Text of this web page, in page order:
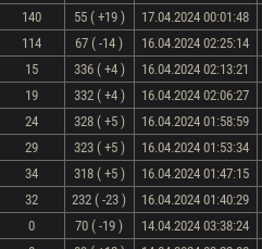
140 55 ( +19 )
17.04.2024 00:01:48
114 67 ( -14 )
16.04.2024 02:25:14
15 336 ( +4 )
16.04.2024 02:13:21
19 332 ( +4 )
16.04.2024 02:06:27
24 328 ( +5 )
16.04.2024 01:58:59
29 323 ( +5 )
16.04.2024 01:53:34
34 318 ( +5 )
16.04.2024 01:47:15
32 232 ( -23 )
16.04.2024 01:40:29
0 70 ( -19 )
14.04.2024 03:38:24